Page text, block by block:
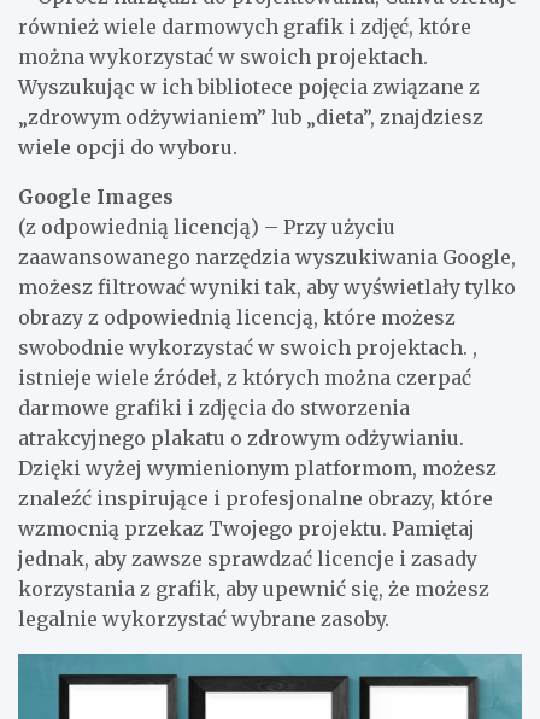
również wiele darmowych grafik i zdjęć, które
można wykorzystać w swoich projektach.
Wyszukując w ich bibliotece pojęcia związane z
„zdrowym odżywianiem” lub „dieta”, znajdziesz
wiele opcji do wyboru.
Google Images
(z odpowiednią licencją) – Przy użyciu
zaawansowanego narzędzia wyszukiwania Google,
możesz filtrować wyniki tak, aby wyświetlały tylko
obrazy z odpowiednią licencją, które możesz
swobodnie wykorzystać w swoich projektach. ,
istnieje wiele źródeł, z których można czerpać
darmowe grafiki i zdjęcia do stworzenia
atrakcyjnego plakatu o zdrowym odżywianiu.
Dzięki wyżej wymienionym platformom, możesz
znaleźć inspirujące i profesjonalne obrazy, które
wzmocnią przekaz Twojego projektu. Pamiętaj
jednak, aby zawsze sprawdzać licencje i zasady
korzystania z grafik, aby upewnić się, że możesz
legalnie wykorzystać wybrane zasoby.